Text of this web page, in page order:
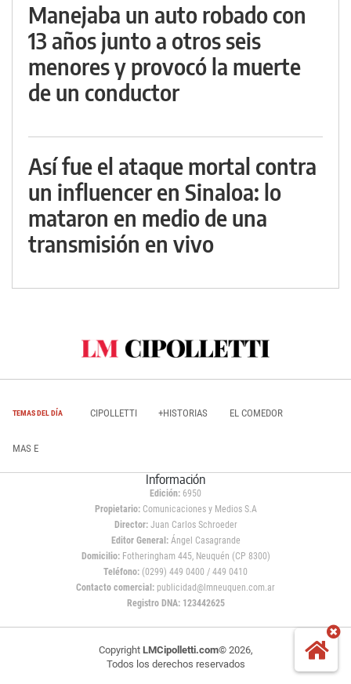
Manejaba un auto robado con
13 años junto a otros seis
menores y provocó la muerte
de un conductor
Así fue el ataque mortal contra
un influencer en Sinaloa: lo
mataron en medio de una
transmisión en vivo
TEMAS DEL DÍA CIPOLLETTI +HISTORIAS EL COMEDOR
MAS E
Información
Edición: 6950
Propietario:Comunicaciones y Medios S.A
Director: Juan Carlos Schroeder
Editor General:Ángel Casagrande
Domicilio:Fotheringham 445, Neuquén (CP 8300)
Teléfono: (0299) 449 0400 / 449 0410
Contacto comercial: publicidad@lmneuquen.com.ar
Registro DNA: 123442625
Copyright LMCipolletti.com© 2026,
Todos los derechos reservados